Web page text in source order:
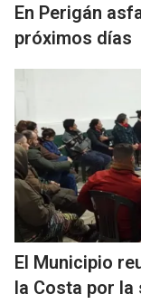
En Perigán
próximos días
El Municipio
la Costa por